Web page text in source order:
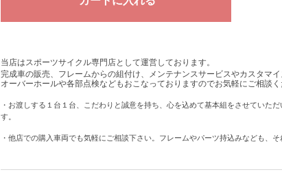
当店はスポーツサイクル専門店として運営しております。
完成車の販売、フレームからの組付け、メンテナンスサービスやカスタマイ
オーバーホールや各部点検などもおこなっておりますのでお気軽にご相談く
・お渡しする１台１台、こだわりと誠意を持ち、心を込めて基本組をさせていた
す。
・他店での購入車両でも気軽にご相談下さい。フレームやパーツ持込みなども、